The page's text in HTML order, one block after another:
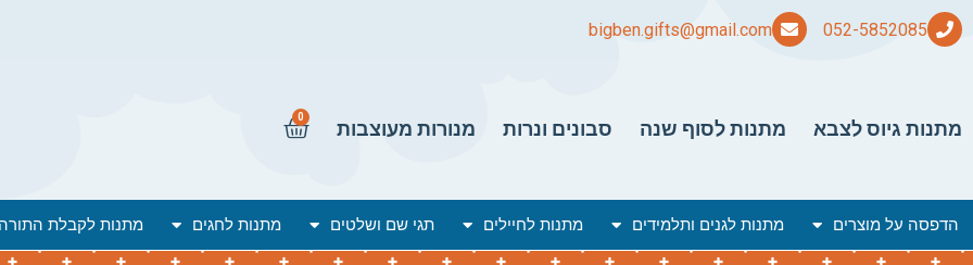
bigben.gifts@gmail.com
מתנות גיוס לצבא מתנות לסוף שנה סבונים ונרות מנורות מעוצבות
0
הדפסה על מוצרים מתנות לגנים ותלמידים מתנות לחיילים תגי שם ושלטים מתנות לחגים מתנות לקבלת